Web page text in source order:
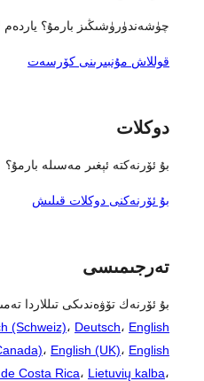
چۈشەندۈرۈشىڭىز بارمۇ؟ ياردەم
قوللاش مۇنبىرىنى كۆرسەت
دوكلات
بۇ ئۆرنەكتە ئېغىر مەسىلە بارمۇ؟
بۇ ئۆرنەكنى دوكلات قىلىش
تەرجىمىسى
بۇ ئۆرنەك تۆۋەندىكى تىللاردا
(Schweiz)، Deutsch، English
، English (UK)، English
Costa Rica، Lietuvių kalba،